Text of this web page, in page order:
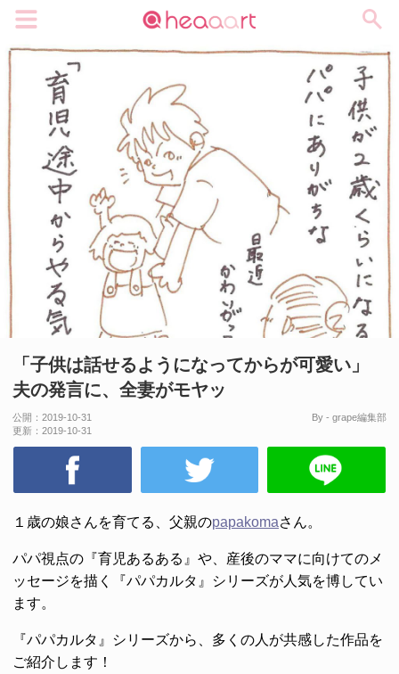
「子供は話せるようになってからが可愛い」
夫の発言に、全妻がモヤッ
公開： 2019-10-31
更新： 2019-10-31
By - grape編集部
１歳の娘さんを育てる、父親のpapakomaさん。
パパ視点の『育児あるある』や、産後のママに向けてのメ
ッセージを描く『パパカルタ』シリーズが人気を博してい
ます。
『パパカルタ』シリーズから、多くの人が共感した作品を
ご紹介します！